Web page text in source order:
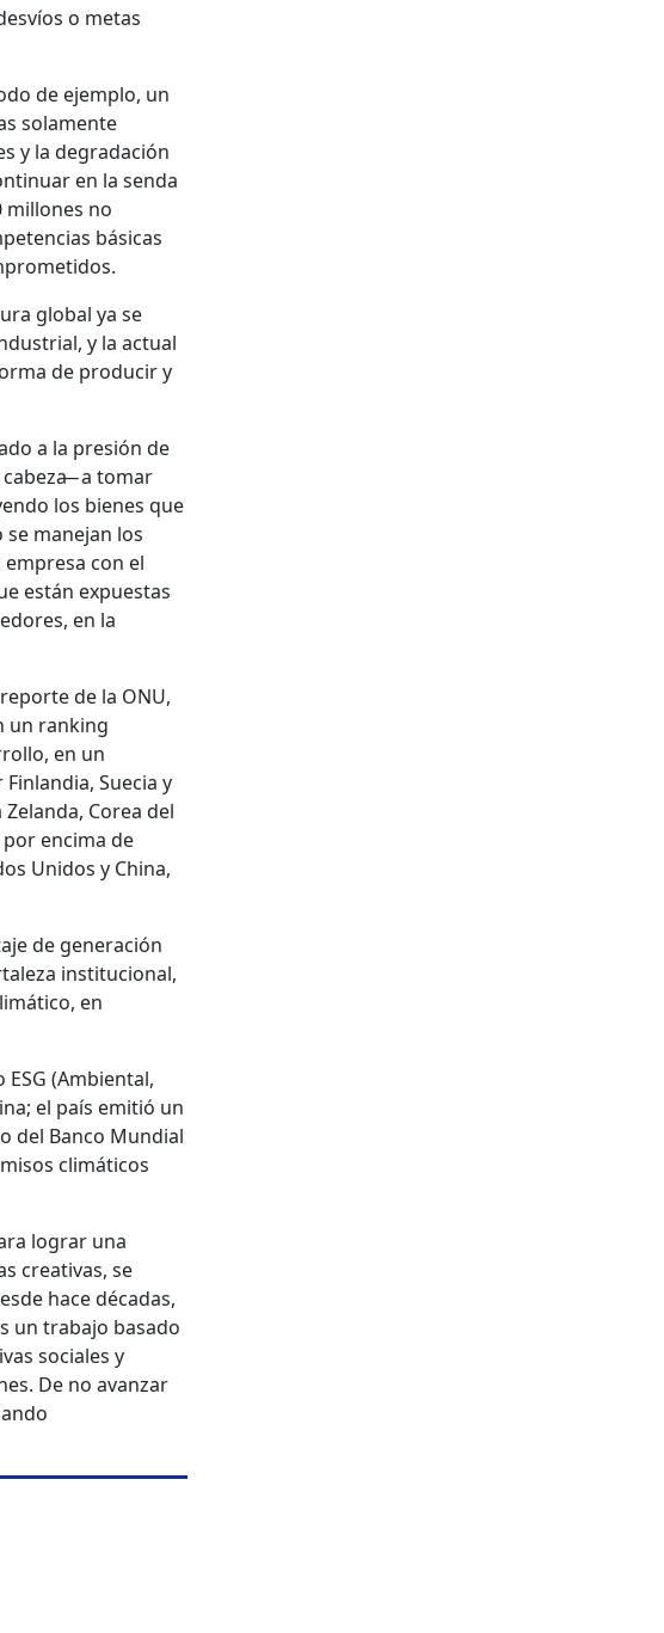
o metas
de ejemplo, un
solamente
y la degradación
en la senda
millones no
básicas
global ya se
y la actual
de producir y
a la presión de
cabeza ̶ a tomar
los bienes que
se manejan los
con el
están expuestas
en la
de la ONU,
un ranking
en un
Suecia y
Corea del
por encima de
Unidos y China,
de generación
institucional,
en
(Ambiental,
el país emitió un
del Banco Mundial
climáticos
lograr una
creativas, se
hace décadas,
un trabajo basado
sociales y
De no avanzar